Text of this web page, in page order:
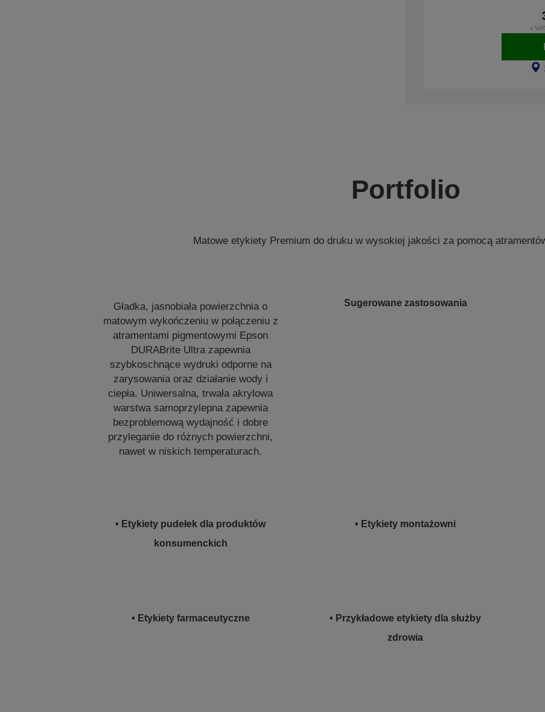
z
Portfolio
Matowe etykiety Premium do druku w wysokiej jakości za pomocą
Gładka, jasnobiała powierzchnia o
matowym wykończeniu w połączeniu z
atramentami pigmentowymi Epson
DURABrite Ultra zapewnia
szybkoschnące wydruki odporne na
zarysowania oraz działanie wody i
ciepła. Uniwersalna, trwała akrylowa
warstwa samoprzylepna zapewnia
bezproblemową wydajność i dobre
przyleganie do różnych powierzchni,
nawet w niskich temperaturach.
Sugerowane zastosowania
• Etykiety pudełek dla produktów
konsumenckich
• Etykiety montażowni
• Etykiety farmaceutyczne
• Przykładowe etykiety dla służby
zdrowia